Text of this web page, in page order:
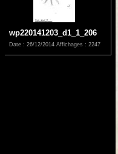
wp220141203_d1_1_206
Date : 26/12/2014 Affichages : 2247